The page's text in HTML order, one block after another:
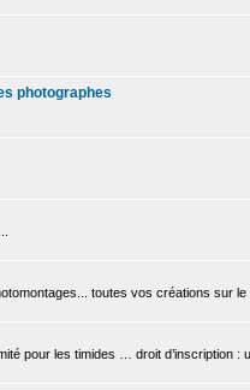
photographes
toutes vos créations sur le
pour les timides … droit d’inscription :